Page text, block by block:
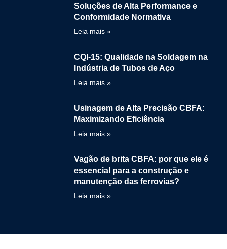
Soluções de Alta Performance e
Conformidade Normativa
Leia mais »
CQI-15: Qualidade na Soldagem na
Indústria de Tubos de Aço
Leia mais »
Usinagem de Alta Precisão CBFA:
Maximizando Eficiência
Leia mais »
Vagão de brita CBFA: por que ele é
essencial para a construção e
manutenção das ferrovias?
Leia mais »